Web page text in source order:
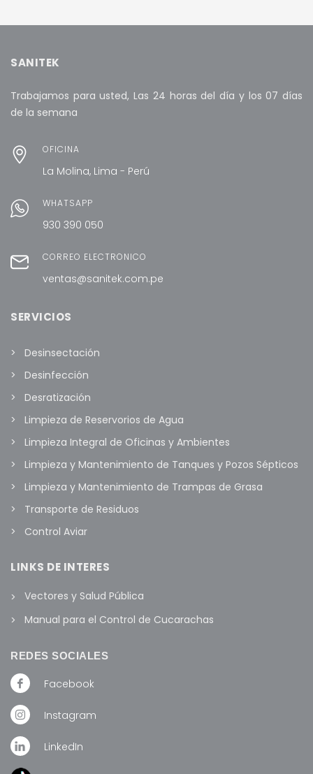
SANITEK
Trabajamos para usted, Las 24 horas del día y los 07 días
de la semana
OFICINA
La Molina, Lima - Perú
WHATSAPP
930 390 050
CORREO ELECTRÓNICO
ventas@sanitek.com.pe
SERVICIOS
Desinsectación
Desinfección
Desratización
Limpieza de Reservorios de Agua
Limpieza Integral de Oficinas y Ambientes
Limpieza y Mantenimiento de Tanques y Pozos Sépticos
Limpieza y Mantenimiento de Trampas de Grasa
Transporte de Residuos
Control Aviar
LINKS DE INTERES
Vectores y Salud Pública
Manual para el Control de Cucarachas
REDES SOCIALES
Facebook
Instagram
LinkedIn